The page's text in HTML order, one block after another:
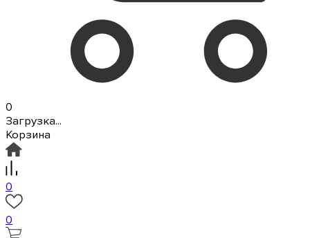
0
Загрузка...
Корзина
0
0